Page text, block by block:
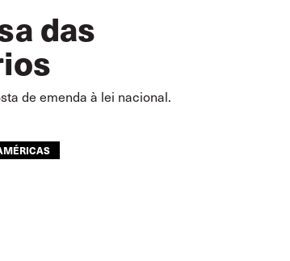
das
de emenda à lei nacional.